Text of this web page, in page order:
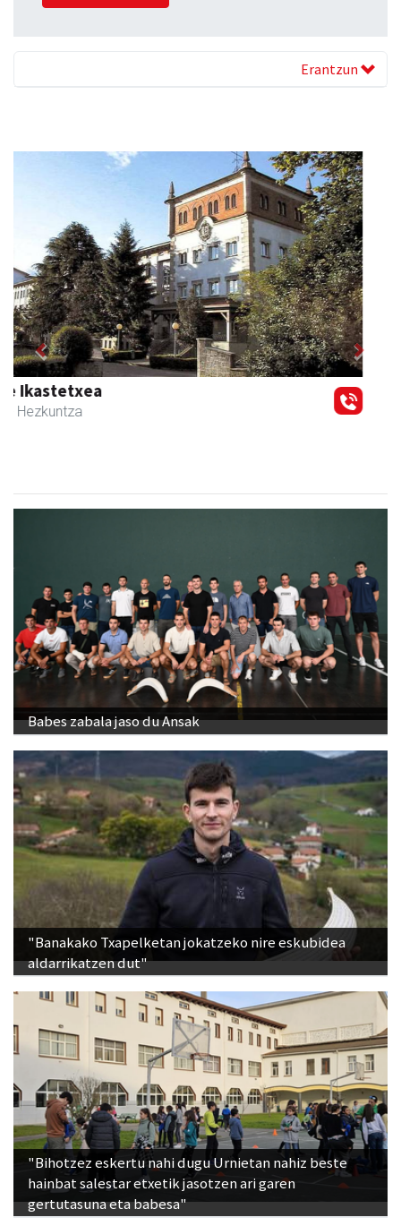
Erantzun
Ikasmin ikasketa zentroa
Urnieta - Ikasketa zentroak
Previous Next
Babes zabala jaso du Ansak
"Banakako Txapelketan jokatzeko nire eskubidea
aldarrikatzen dut"
"Bihotzez eskertu nahi dugu Urnietan nahiz beste
hainbat salestar etxetik jasotzen ari garen
gertutasuna eta babesa"